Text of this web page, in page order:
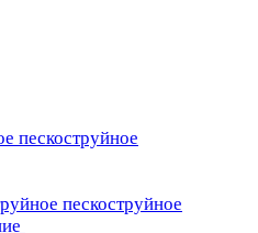
пескоструйное
пескоструйное